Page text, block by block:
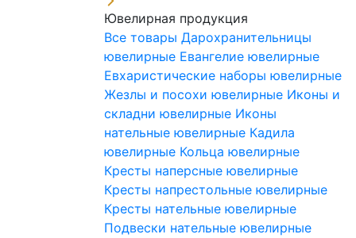
Ювелирная продукция
Все товары Дарохранительницы
ювелирные Евангелие ювелирные
Евхаристические наборы ювелирные
Жезлы и посохи ювелирные Иконы и
складни ювелирные Иконы
нательные ювелирные Кадила
ювелирные Кольца ювелирные
Кресты наперсные ювелирные
Кресты напрестольные ювелирные
Кресты нательные ювелирные
Подвески нательные ювелирные